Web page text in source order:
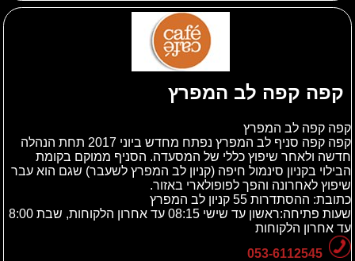
קפה קפה לב המפרץ
קפה קפה לב המפרץ
קפה קפה סניף לב המפרץ נפתח מחדש ביוני 2017 תחת הנהלה
חדשה ולאחר שיפוץ כללי של המסעדה. הסניף ממוקם בקומת
הבילוי בקניון סינמול חיפה (קניון לב המפרץ לשעבר) שגם הוא עבר
שיפוץ לאחרונה והפך לפופולארי באזור.
כתובת: ההסתדרות 55 קניון לב המפרץ
שעות פתיחה:ראשון עד שישי 08:15 עד אחרון הלקוחות, שבת 8:00
עד אחרון הלקוחות
053-6112545